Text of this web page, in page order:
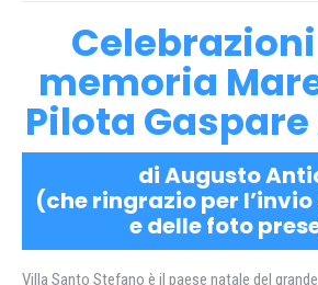
memoria
Pilota
di Augusto
(che ringrazio per
e delle foto
Villa Santo Stefano è il paese natale del